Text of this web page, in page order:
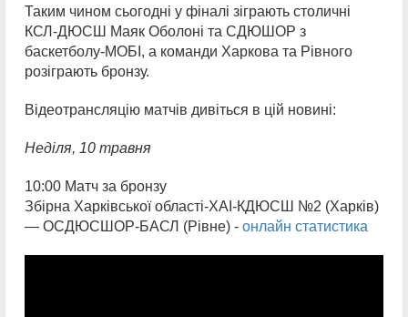
Таким чином сьогодні у фіналі зіграють столичні
КСЛ-ДЮСШ Маяк Оболоні та СДЮШОР з
баскетболу-МОБІ, а команди Харкова та Рівного
розіграють бронзу.
Відеотрансляцію матчів дивіться в цій новині:
Неділя, 10 травня
10:00 Матч за бронзу
Збірна Харківської області-ХАІ-КДЮСШ №2 (Харків)
— ОСДЮСШОР-БАСЛ (Рівне) - онлайн статистика